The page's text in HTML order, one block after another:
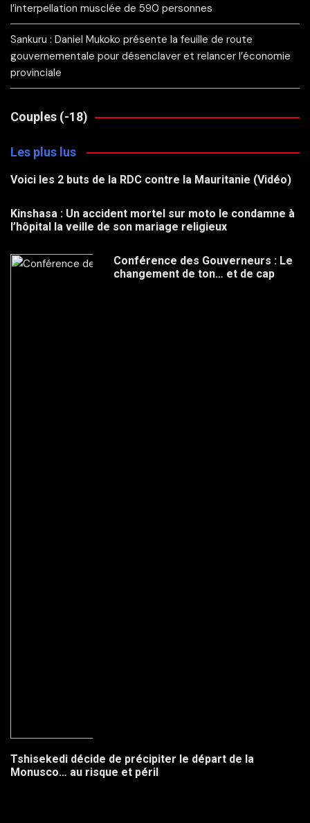
l’interpellation musclée de 590 personnes
Sankuru : Daniel Mukoko présente la feuille de route
gouvernementale pour désenclaver et relancer l’économie
provinciale
Couples (-18)
Les plus lus
Voici les 2 buts de la RDC contre la Mauritanie (Vidéo)
Kinshasa : Un accident mortel sur moto le condamne à
l’hôpital la veille de son mariage religieux
Conférence des Gouverneurs : Le
changement de ton… et de cap
Tshisekedi décide de précipiter le départ de la
Monusco… au risque et péril